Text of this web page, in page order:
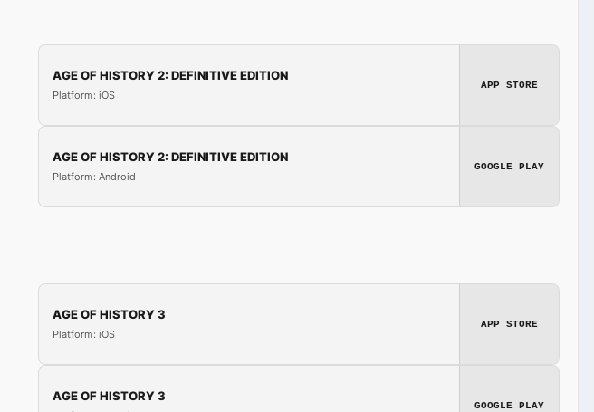
AGE OF HISTORY 2: DEFINITIVE EDITION
Platform: iOS
APP STORE
AGE OF HISTORY 2: DEFINITIVE EDITION
Platform: Android
GOOGLE PLAY
AGE OF HISTORY 3
Platform: iOS
APP STORE
AGE OF HISTORY 3
GOOGLE PLAY